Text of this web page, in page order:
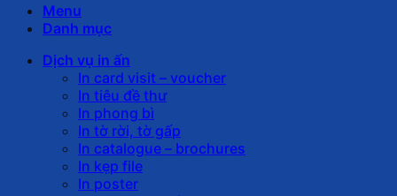
Menu
Danh mục
Dịch vụ in ấn
In card visit – voucher
In tiêu đề thư
In phong bì
In tờ rời, tờ gấp
In catalogue – brochures
In kẹp file
In poster